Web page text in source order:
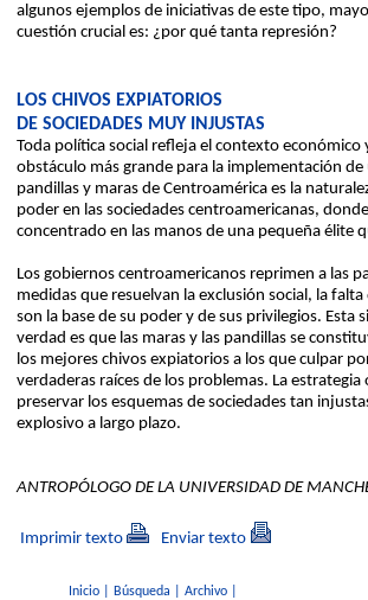
algunos ejemplos de iniciativas de este tipo,
cuestión crucial es: ¿por qué tanta represión?
LOS CHIVOS EXPIATORIOS
DE SOCIEDADES MUY INJUSTAS
Toda política social refleja el contexto económico
obstáculo más grande para la implementación
pandillas y maras de Centroamérica es la
poder en las sociedades centroamericanas,
concentrado en las manos de una pequeña élite
Los gobiernos centroamericanos reprimen a las
medidas que resuelvan la exclusión social, la
son la base de su poder y de sus privilegios.
verdad es que las maras y las pandillas se
los mejores chivos expiatorios a los que culpar
verdaderas raíces de los problemas. La
preservar los esquemas de sociedades tan
explosivo a largo plazo.
ANTROPÓLOGO DE LA UNIVERSIDAD DE
Imprimir texto Enviar texto
Inicio| Búsqueda Archivo|